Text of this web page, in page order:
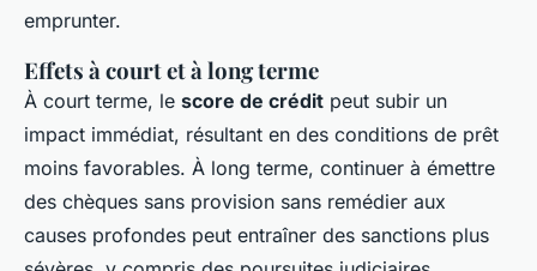
emprunter.
Effets à court et à long terme
À court terme, le score de crédit peut subir un
impact immédiat, résultant en des conditions de prêt
moins favorables. À long terme, continuer à émettre
des chèques sans provision sans remédier aux
causes profondes peut entraîner des sanctions plus